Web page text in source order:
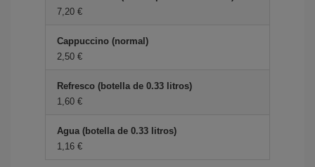
7,20 €
Cappuccino (normal)
2,50 €
Refresco (botella de 0.33 litros)
1,60 €
Agua (botella de 0.33 litros)
1,16 €